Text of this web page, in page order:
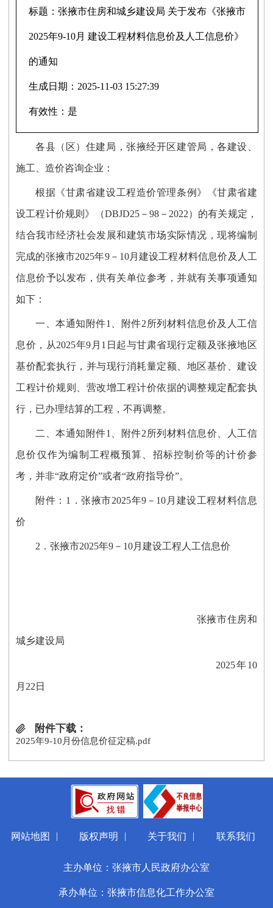
标题：张掖市住房和城乡建设局 关于发布《张掖市
2025年9-10月 建设工程材料信息价及人工信息价》
的通知
生成日期： 2025-11-03 15:27:39
有效性： 是
各县（区）住建局，张掖经开区建管局 ，各建设、
施工、造价咨询企业：
根据《甘肃省建设工程造价管理条例》《甘肃省建
设工程计价规则》（DBJD25－98－2022）的有关规定，
结合我市经济社会发展和建筑市场实际情况，现将编制
完成的张掖市2025年9－10月建设工程材料信息价及人工
信息价予以发布，供有关单位参考，并就有关事项通知
如下：
一、本通知附件1、附件2所列材料信息价及人工信
息价，从2025年9月1日起与甘肃省现行定额及张掖地区
基价配套执行，并与现行消耗量定额、地区基价、建设
工程计价规则、营改增工程计价依据的调整规定配套执
行，已办理结算的工程，不再调整。
二、本通知附件1、附件2所列材料信息价、人工信
息价仅作为编制工程概预算、招标控制价等的计价参
考，并非“政府定价”或者“政府指导价”。
附件： 1．张掖市2025年9－10月建设工程材料信息
价
2．张掖市2025年9－10月建设工程人工信息价
张掖市住房和
城乡建设局
2025年10
月22日
附件下载：
2025年9-10月份信息价征定稿.pdf
网站地图 | 版权声明 | 关于我们 | 联系我们
主办单位：张掖市人民政府办公室
承办单位：张掖市信息化工作办公室